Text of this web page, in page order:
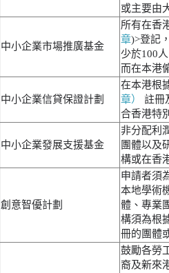
或主要由
中小企業市場推廣基金
所有在香
章)>登記
少於100
而在本港
中小企業信貸保證計劃
在本港根
章）
註冊
合香港特
中小企業發展支援基金
非分配利
團體以及
構或在香
創意智優計劃
申請者須
本地學術
體、專業
構須為根
冊的團體
鼓勵各勞
裔及新來